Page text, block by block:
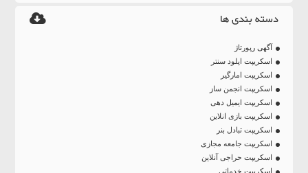
دسته بندی ها
آگهی رپورتاژ
اسکریپت اپلود سنتر
اسکریپت امارگیر
اسکریپت انجمن ساز
اسکریپت ایمیل دهی
اسکریپت بازی انلاین
اسکریپت تبادل بنر
اسکریپت جامعه مجازی
اسکریپت حراجی آنلاین
اسکریپت خدماتی